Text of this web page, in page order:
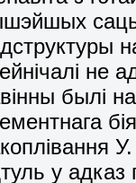
не
былі
у адказ